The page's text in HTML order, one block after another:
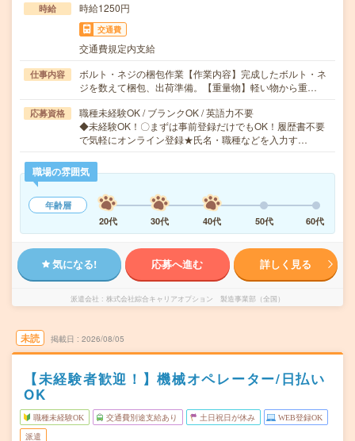
時給 時給1250円
交通費
交通費規定内支給
仕事内容
ボルト・ネジの梱包作業【作業内容】完成したボルト・ネ
ジを数えて梱包、出荷準備。【重量物】軽い物から重…
応募資格
職種未経験OK / ブランクOK / 英語力不要
◆未経験OK！〇まずは事前登録だけでもOK！履歴書不要
で気軽にオンライン登録★氏名・職種などを入力す…
職場の雰囲気
年齢層
20代
30代 40代 50代 60代
気になる! 応募へ進む 詳しく見る
派遣会社 株式会社綜合キャリアオプション 製造事業部（全国）
未読 掲載日 2026/08/05
【未経験者歓迎！】機械オペレーター/日払い
OK
職種未経験OK 交通費別途支給あり 土日祝日が休み WEB登録OK
派遣